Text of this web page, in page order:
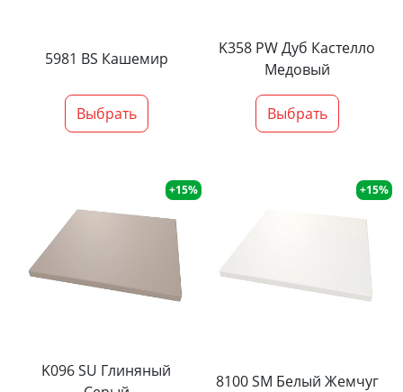
5981 BS Кашемир
Выбрать
K358 PW Дуб Кастелло
Медовый
Выбрать
+15%
K096 SU Глиняный
+15%
8100 SM Белый Жемчуг